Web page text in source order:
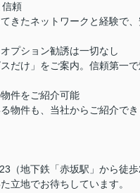
頼
きたネットワークと経験で、
プション勧誘は一切なし
だけ」をご案内。信頼第一で
件をご紹介可能
物件も、当社からご紹介でき
（地下鉄「赤坂駅」から徒歩
立地でお待ちしています。